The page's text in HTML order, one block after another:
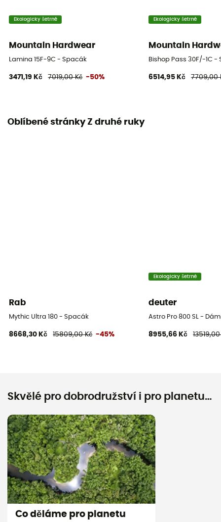
20D nylon z recyklingu
Short : 7,6 L - Regular : 8,1 L - Long : 8,9 L
730 g
Ekologicky šetrné
Mountain Hardwear
Lamina 15F-9C - Spacák
3471,19 Kč 7019,00 Kč -50%
Ekologicky šetrné
Mountain
Bishop Pass 30F/-1C -
6514,95 Kč 7709,00
Oblíbené stránky Z druhé ruky
Rab
Mythic Ultra 180 - Spacák
8668,30 Kč 15809,00 Kč -45%
Ekologicky šetrné
deuter
Astro Pro 800 SL -
8955,66 Kč
Skvělé pro dobrodružství i pro planetu…
Co děláme pro planetu